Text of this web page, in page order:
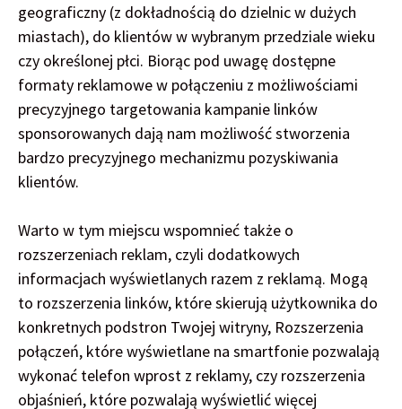
geograficzny (z dokładnością do dzielnic w dużych
miastach), do klientów w wybranym przedziale wieku
czy określonej płci. Biorąc pod uwagę dostępne
formaty reklamowe w połączeniu z możliwościami
precyzyjnego targetowania kampanie linków
sponsorowanych dają nam możliwość stworzenia
bardzo precyzyjnego mechanizmu pozyskiwania
klientów.
Warto w tym miejscu wspomnieć także o
rozszerzeniach reklam, czyli dodatkowych
informacjach wyświetlanych razem z reklamą. Mogą
to rozszerzenia linków, które skierują użytkownika do
konkretnych podstron Twojej witryny, Rozszerzenia
połączeń, które wyświetlane na smartfonie pozwalają
wykonać telefon wprost z reklamy, czy rozszerzenia
objaśnień, które pozwalają wyświetlić więcej